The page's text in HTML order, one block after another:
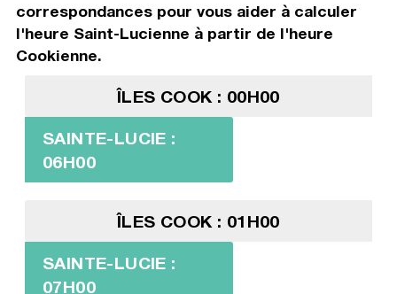
correspondances pour vous aider à calculer
l'heure Saint-Lucienne à partir de l'heure
Cookienne.
ÎLES COOK : 00H00
SAINTE-LUCIE :
06H00
ÎLES COOK : 01H00
SAINTE-LUCIE :
07H00